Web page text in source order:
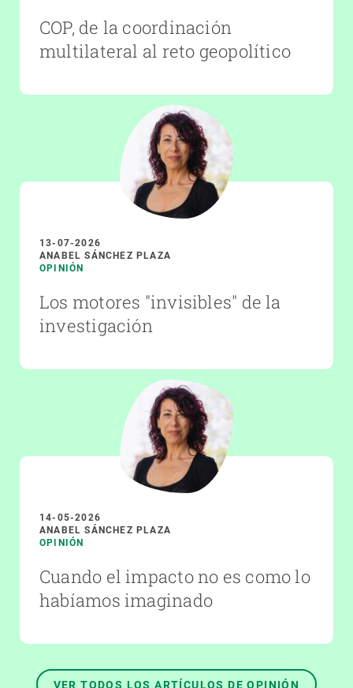
COP, de la coordinación
multilateral al reto geopolítico
13-07-2026
ANABEL SÁNCHEZ PLAZA
OPINIÓN
Los motores "invisibles" de la
investigación
14-05-2026
ANABEL SÁNCHEZ PLAZA
OPINIÓN
Cuando el impacto no es como lo
habíamos imaginado
VER TODOS LOS ARTÍCULOS DE OPINIÓN